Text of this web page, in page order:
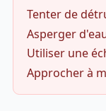
Tenter de
Asperger
Utiliser une
Approcher à